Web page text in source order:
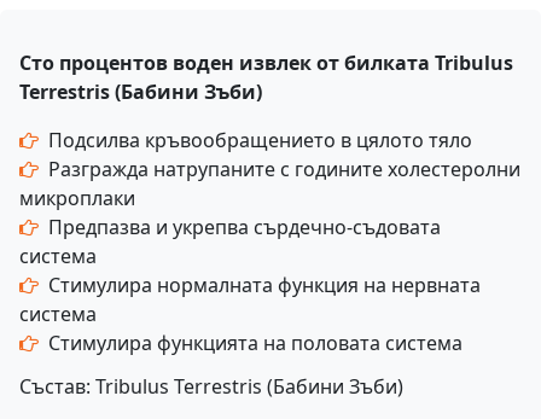
Сто процентов воден извлек от билката Tribulus
Terrestris (Бабини Зъби)
Подсилва кръвообращението в цялото тяло
Разгражда натрупаните с годините холестеролни
микроплаки
Предпазва и укрепва сърдечно-съдовата
система
Стимулира нормалната функция на нервната
система
Стимулира функцията на половата система
Състав: Tribulus Terrestris (Бабини Зъби)